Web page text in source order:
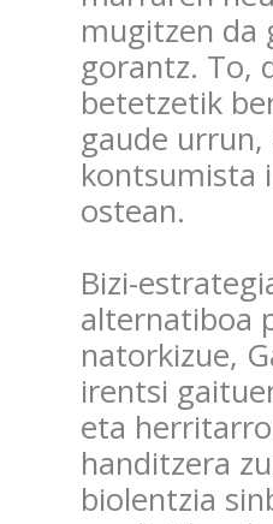
mugitzen da
gorantz. To,
betetzetik
gaude urrun,
kontsumista
ostean.
Bizi-
alternatiboa
natorkizue,
irentsi
eta
handitzera
biolentzia